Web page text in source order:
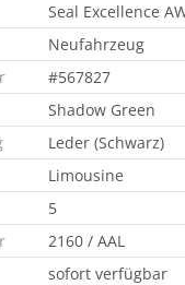
Seal Excellence
Neufahrzeug
#567827
Shadow Green
Leder (Schwarz)
Limousine
5
2160 / AAL
sofort verfügbar